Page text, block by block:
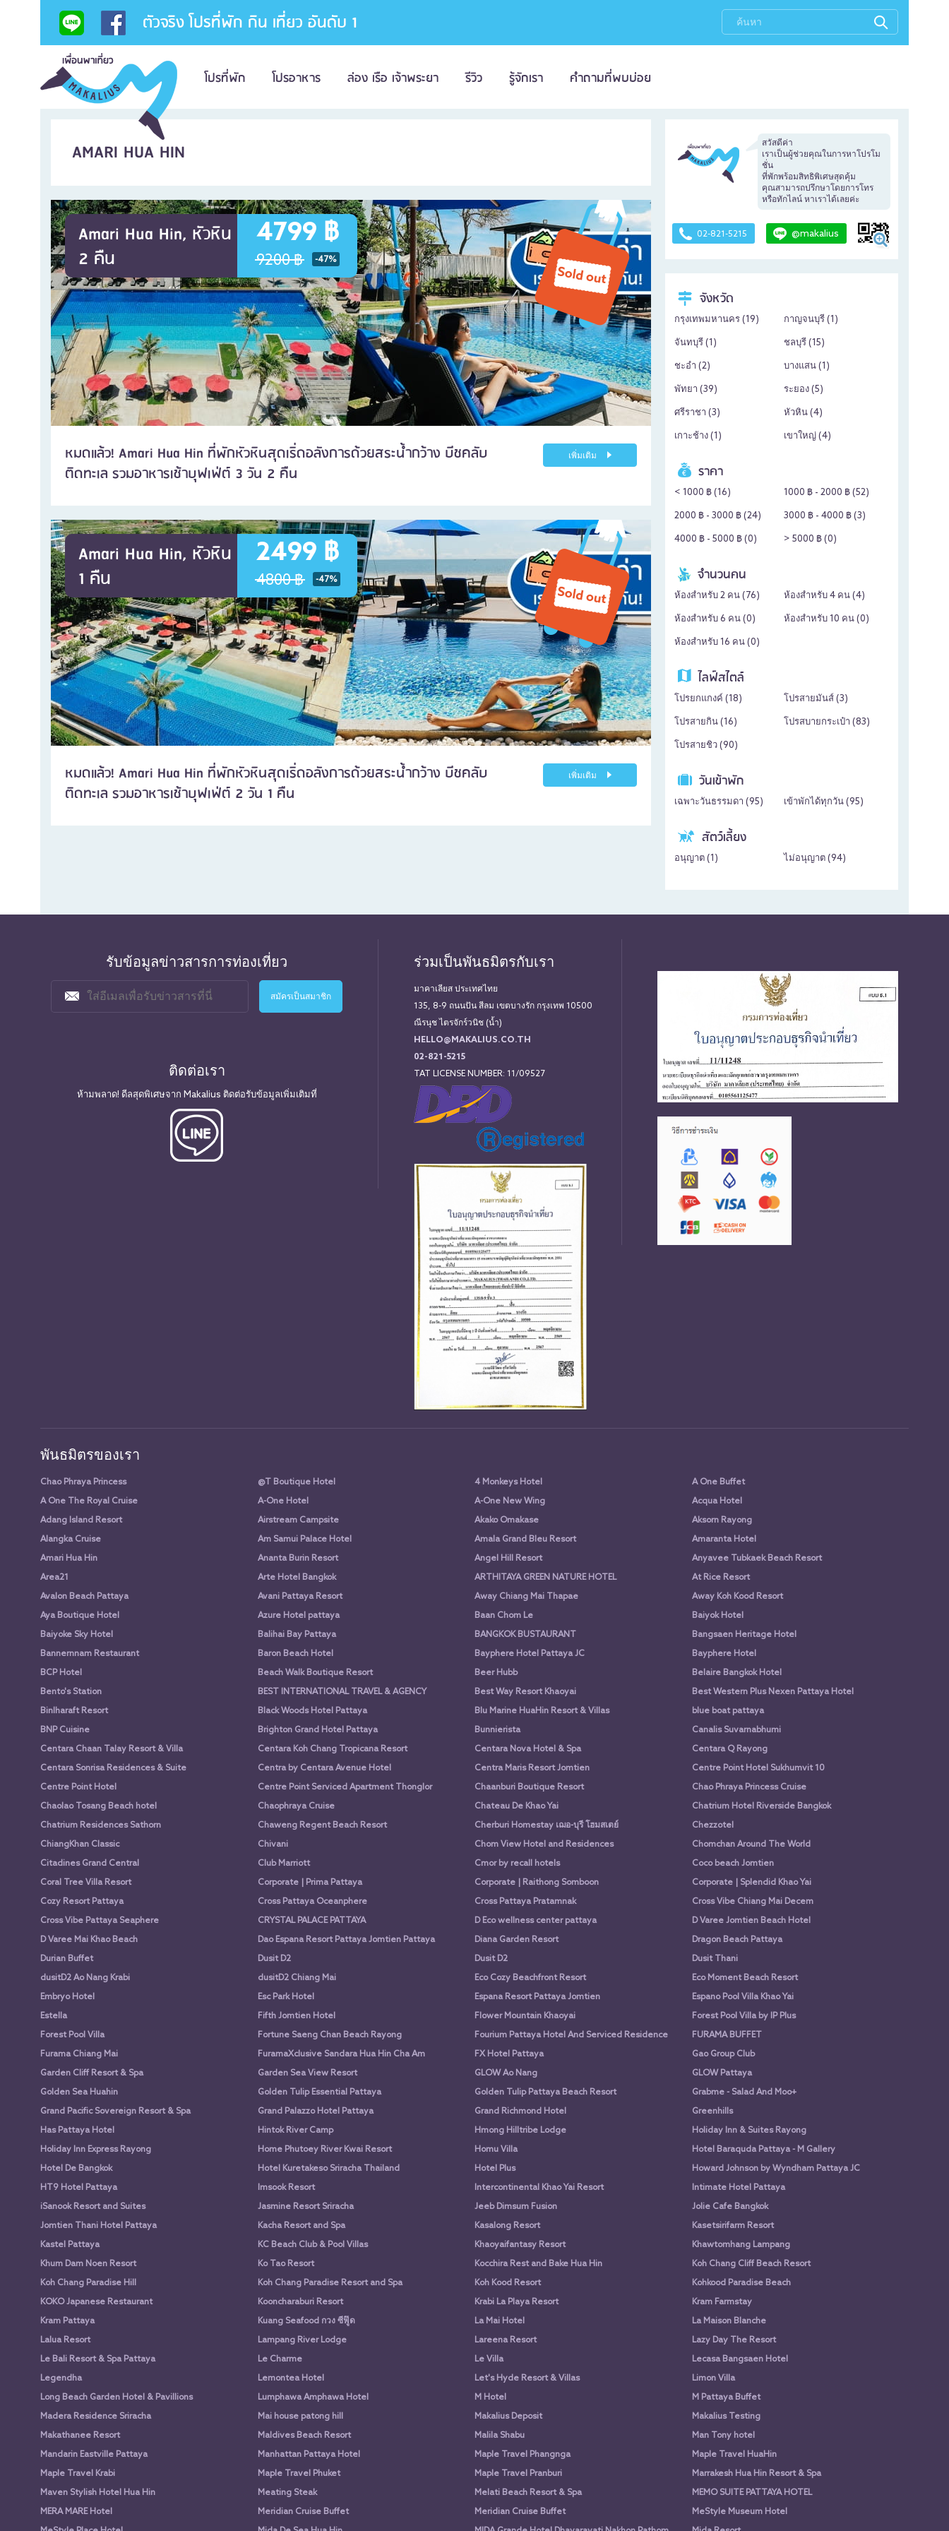
ตัวจริง โปรที่พัก กิน เที่ยว อันดับ 1
โปรที่พัก โปรอาหาร ล่อง เรือ เจ้าพระยา รีวิว รู้จักเรา คำถามที่พบบ่อย
AMARI HUA HIN
Amari Hua Hin, หัวหิน
2 คืน
4799 ฿
9200 ฿ -47%
หมดแล้ว! Amari Hua Hin ที่พักหัวหินสุดเริ่ดอลังการด้วยสระน้ำกว้าง บีชคลับ
ติดทะเล รวมอาหารเช้าบุฟเฟ่ต์ 3 วัน 2 คืน
เพิ่มเติม
Amari Hua Hin, หัวหิน
1 คืน
2499 ฿
4800 ฿ -47%
หมดแล้ว! Amari Hua Hin ที่พักหัวหินสุดเริ่ดอลังการด้วยสระน้ำกว้าง บีชคลับ
ติดทะเล รวมอาหารเช้าบุฟเฟ่ต์ 2 วัน 1 คืน
เพิ่มเติม
สวัสดีค่า
เราเป็นผู้ช่วยคุณในการหาโปรโม
ชั่น
ที่พักพร้อมสิทธิพิเศษสุดคุ้ม
คุณสามารถปรึกษาโดยการโทร
หรือทักไลน์ หาเราได้เลยค่ะ
02-821-5215 @makalius
จังหวัด
กรุงเทพมหานคร (19) กาญจนบุรี (1 )
จันทบุรี (1 ) ชลบุรี (15)
ชะอำ (2) บางแสน (1 )
พัทยา (39) ระยอง (5)
ศรีราชา (3) หัวหิน (4)
เกาะช้าง (1 ) เขาใหญ่ (4)
ราคา
< 1000 ฿ (16) 1000 ฿ - 2000 ฿ (52)
2000 ฿ - 3000 ฿ (24) 3000 ฿ - 4000 ฿ (3)
4000 ฿ - 5000 ฿ (0) > 5000 ฿ (0)
จำนวนคน
ห้องสำหรับ 2 คน ( 76) ห้องสำหรับ 4 คน (4)
ห้องสำหรับ 6 คน (0) ห้องสำหรับ 10 คน (0)
ห้องสำหรับ 16 คน (0)
ไลฟ์สไตล์
โปรยกแกงค์ (18) โปรสายมันส์ (3)
โปรสายกิน (16) โปรสบายกระเป๋า (83)
โปรสายชิว ( 90)
วันเข้าพัก
เฉพาะวันธรรมดา ( 95) เข้าพักได้ทุกวัน ( 95)
สัตว์เลี้ยง
อนุญาต (1 ) ไม่อนุญาต ( 94)
รับข้อมูลข่าวสารการท่องเที่ยว
ติดต่อเรา
ห้ามพลาด! ดีลสุดพิเศษจาก Makalius ติดต่อรับข้อมูลเพิ่มเติมที่
ร่วมเป็นพันธมิตรกับเรา
มาคาเลียส ประเทศไทย
135, 8-9 ถนนปัน สีลม เขตบางรัก กรุงเทพ 10500
ณีรนุช ไตรจักร์วนิช (น้ำ)
HELLO@MAKALIUS.CO.TH
02-821-5215
TAT LICENSE NUMBER: 11/09527
พันธมิตรของเรา
Chao Phraya Princess @T Boutique Hotel 4 Monkeys Hotel
A One Buffet
A One The Royal Cruise
A-One Hotel A-One New Wing
Acqua Hotel
Adang Island Resort
Airstream Campsite Akako Omakase
Aksorn Rayong
Alangka Cruise
Am Samui Palace Hotel Amala Grand Bleu Resort
Amaranta Hotel
Amari Hua Hin
Ananta Burin Resort Angel Hill Resort
Anyavee Tubkaek Beach Resort
Area21
Arte Hotel Bangkok ARTHITAYA GREEN NATURE HOTEL
At Rice Resort
Avalon Beach Pattaya
Avani Pattaya Resort Away Chiang Mai Thapae
Away Koh Kood Resort
Aya Boutique Hotel
Azure Hotel pattaya Baan Chom Le
Baiyok Hotel
Baiyoke Sky Hotel
Balihai Bay Pattaya BANGKOK BUSTAURANT
Bangsaen Heritage Hotel
Bannernnam Restaurant
Baron Beach Hotel Bayphere Hotel Pattaya JC
Bayphere Hotel
BCP Hotel
Beach Walk Boutique Resort Beer Hubb
Belaire Bangkok Hotel
Bento's Station
BEST INTERNATIONAL TRAVEL & AGENCY Best Way Resort Khaoyai
Best Western Plus Nexen Pattaya Hotel
Binlharaft Resort
Black Woods Hotel Pattaya Blu Marine HuaHin Resort & Villas
blue boat pattaya
BNP Cuisine
Brighton Grand Hotel Pattaya Bunnierista
Canalis Suvarnabhumi
Centara Chaan Talay Resort & Villa
Centara Koh Chang Tropicana Resort Centara Nova Hotel & Spa
Centara Q Rayong
Centara Sonrisa Residences & Suite
Centra by Centara Avenue Hotel Centra Maris Resort Jomtien
Centre Point Hotel Sukhumvit 10
Centre Point Hotel
Centre Point Serviced Apartment Thonglor Chaanburi Boutique Resort
Chao Phraya Princess Cruise
Chaolao Tosang Beach hotel
Chaophraya Cruise Chateau De Khao Yai
Chatrium Hotel Riverside Bangkok
Chatrium Residences Sathorn
Chaweng Regent Beach Resort Cherburi Homestay เฌอ-บุรี โฮมสเตย์
Chezzotel
ChiangKhan Classic
Chivani Chom View Hotel and Residences
Chomchan Around The World
Citadines Grand Central
Club Marriott Cmor by recall hotels
Coco beach Jomtien
Coral Tree Villa Resort
Corporate | Prima Pattaya Corporate | Raithong Somboon
Corporate | Splendid Khao Yai
Cozy Resort Pattaya
Cross Pattaya Oceanphere Cross Pattaya Pratamnak
Cross Vibe Chiang Mai Decem
Cross Vibe Pattaya Seaphere
CRYSTAL PALACE PATTAYA D Eco wellness center pattaya
D Varee Jomtien Beach Hotel
D Varee Mai Khao Beach
Dao Espana Resort Pattaya Jomtien Pattaya Diana Garden Resort
Dragon Beach Pattaya
Durian Buffet
Dusit D2 Dusit D2
Dusit Thani
dusitD2 Ao Nang Krabi
dusitD2 Chiang Mai Eco Cozy Beachfront Resort
Eco Moment Beach Resort
Embryo Hotel
Esc Park Hotel Espana Resort Pattaya Jomtien
Espano Pool Villa Khao Yai
Estella
Fifth Jomtien Hotel Flower Mountain Khaoyai
Forest Pool Villa by IP Plus
Forest Pool Villa
Fortune Saeng Chan Beach Rayong Fourium Pattaya Hotel And Serviced Residence
FURAMA BUFFET
Furama Chiang Mai
FuramaXclusive Sandara Hua Hin Cha Am FX Hotel Pattaya
Gao Group Club
Garden Cliff Resort & Spa
Garden Sea View Resort GLOW Ao Nang
GLOW Pattaya
Golden Sea Huahin
Golden Tulip Essential Pattaya Golden Tulip Pattaya Beach Resort
Grabme - Salad And Moo+
Grand Pacific Sovereign Resort & Spa
Grand Palazzo Hotel Pattaya Grand Richmond Hotel
Greenhills
Has Pattaya Hotel
Hintok River Camp Hmong Hilltribe Lodge
Holiday Inn & Suites Rayong
Holiday Inn Express Rayong
Home Phutoey River Kwai Resort Homu Villa
Hotel Baraquda Pattaya - M Gallery
Hotel De Bangkok
Hotel Kuretakeso Sriracha Thailand Hotel Plus
Howard Johnson by Wyndham Pattaya JC
HT9 Hotel Pattaya
Imsook Resort Intercontinental Khao Yai Resort
Intimate Hotel Pattaya
iSanook Resort and Suites
Jasmine Resort Sriracha Jeeb Dimsum Fusion
Jolie Cafe Bangkok
Jomtien Thani Hotel Pattaya
Kacha Resort and Spa Kasalong Resort
Kasetsirifarm Resort
Kastel Pattaya
KC Beach Club & Pool Villas Khaoyaifantasy Resort
Khawtomhang Lampang
Khum Dam Noen Resort
Ko Tao Resort Kocchira Rest and Bake Hua Hin
Koh Chang Cliff Beach Resort
Koh Chang Paradise Hill
Koh Chang Paradise Resort and Spa Koh Kood Resort
Kohkood Paradise Beach
KOKO Japanese Restaurant
Kooncharaburi Resort Krabi La Playa Resort
Kram Farmstay
Kram Pattaya
Kuang Seafood กวง ซีฟู๊ด La Mai Hotel
La Maison Blanche
Lalua Resort
Lampang River Lodge Lareena Resort
Lazy Day The Resort
Le Bali Resort & Spa Pattaya
Le Charme Le Villa
Lecasa Bangsaen Hotel
Legendha
Lemontea Hotel Let's Hyde Resort & Villas
Limon Villa
Long Beach Garden Hotel & Pavillions
Lumphawa Amphawa Hotel M Hotel
M Pattaya Buffet
Madera Residence Sriracha
Mai house patong hill Makalius Deposit
Makalius Testing
Makathanee Resort
Maldives Beach Resort Malila Shabu
Man Tony hotel
Mandarin Eastville Pattaya
Manhattan Pattaya Hotel Maple Travel Phangnga
Maple Travel HuaHin
Maple Travel Krabi
Maple Travel Phuket Maple Travel Pranburi
Marrakesh Hua Hin Resort & Spa
Maven Stylish Hotel Hua Hin
Meating Steak Melati Beach Resort & Spa
MEMO SUITE PATTAYA HOTEL
MERA MARE Hotel
Meridian Cruise Buffet Meridian Cruise Buffet
MeStyle Museum Hotel